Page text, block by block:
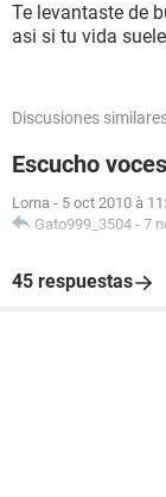
Te levantaste de
asi si tu vida
Discusiones
Escucho
Lorna - 5 oct 2010 à
Gato999_3504 - 7
45 respuestas